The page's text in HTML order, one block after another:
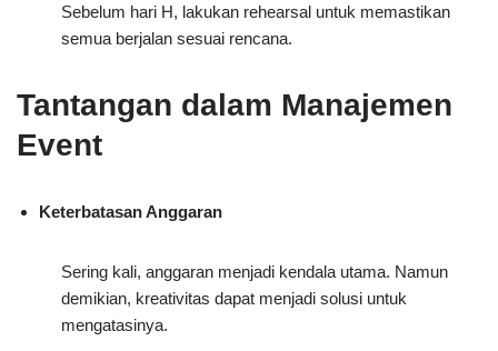
Sebelum hari H, lakukan rehearsal untuk memastikan
semua berjalan sesuai rencana.
Tantangan dalam Manajemen
Event
Keterbatasan Anggaran
Sering kali, anggaran menjadi kendala utama. Namun
demikian, kreativitas dapat menjadi solusi untuk
mengatasinya.